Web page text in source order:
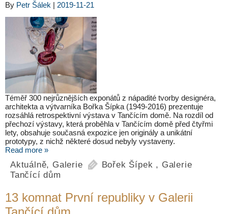
By Petr Šálek | 2019-11-21
Téměř 300 nejrůznějších exponátů z nápadité tvorby designéra,
architekta a výtvarníka Bořka Šípka (1949-2016) prezentuje
rozsáhlá retrospektivní výstava v Tančícím domě. Na rozdíl od
přechozí výstavy, která proběhla v Tančícím domě před čtyřmi
lety, obsahuje současná expozice jen originály a unikátní
prototypy, z nichž některé dosud nebyly vystaveny.
Read more »
Aktuálně, Galerie Bořek Šípek , Galerie
Tančící dům
13 komnat První republiky v Galerii